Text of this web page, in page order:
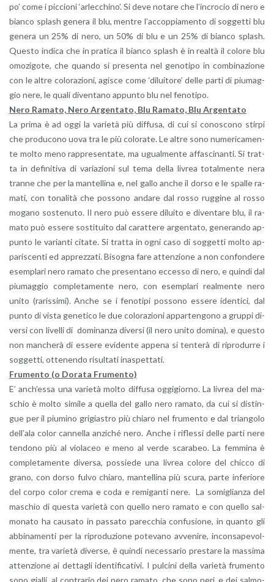
po’ come i pic­cio­ni ‘ar­lec­chi­no’. Si deve no­ta­re che l’in­cro­cio di nero e
bian­co splash ge­ne­ra il blu, men­tre l’ac­cop­pia­men­to di sog­get­ti blu
ge­ne­ra un 25% di nero, un 50% di blu e un 25% di bian­co splash.
Que­sto in­di­ca che in pra­ti­ca il bian­co splash è in real­tà il co­lo­re blu
omo­zi­go­te, che quan­do si pre­sen­ta nel ge­no­ti­po in com­bi­na­zio­ne
con le altre co­lo­ra­zio­ni, agi­sce come ‘di­lui­to­re’ delle parti di piu­mag­
gio nere, le quali di­ven­ta­no ap­pun­to blu nel fe­no­ti­po.
Nero Ra­ma­to, Nero Ar­gen­ta­to, Blu Ra­ma­to, Blu Ar­gen­ta­to
La prima è ad oggi la va­rie­tà più dif­fu­sa, di cui si co­no­sco­no stir­pi
che pro­du­co­no uova tra le più co­lo­ra­te. Le altre sono nu­me­ri­ca­men­
te molto meno rap­pre­sen­ta­te, ma ugual­men­te af­fa­sci­nan­ti. Si trat­
ta in de­fi­ni­ti­va di va­ria­zio­ni sul tema della li­vrea to­tal­men­te nera
tran­ne che per la man­tel­li­na e, nel gallo anche il dorso e le spal­le ra­
ma­ti, con to­na­li­tà che pos­so­no an­da­re dal rosso rug­gi­ne al rosso
mo­ga­no so­ste­nu­to. Il nero può es­se­re di­lui­to e di­ven­ta­re blu, il ra­
ma­to può es­se­re so­sti­tui­to dal ca­rat­te­re ar­gen­ta­to, ge­ne­ran­do ap­
pun­to le va­rian­ti ci­ta­te. Si trat­ta in ogni caso di sog­get­ti molto ap­
pa­ri­scen­ti ed ap­prez­za­ti. Bi­so­gna fare at­ten­zio­ne a non con­fon­de­re
esem­pla­ri nero ra­ma­to che pre­sen­ta­no ec­ces­so di nero, e quin­di dal
piu­mag­gio com­ple­ta­men­te nero, con esem­pla­ri real­men­te nero
unito (ra­ris­si­mi). Anche se i fe­no­ti­pi pos­so­no es­se­re iden­ti­ci, dal
punto di vista ge­ne­ti­co le due co­lo­ra­zio­ni ap­par­ten­go­no a grup­pi di­
ver­si con li­vel­li di do­mi­nan­za di­ver­si (il nero unito do­mi­na), e que­sto
non man­che­rà di es­se­re evi­den­te ap­pe­na si ten­te­rà di ri­pro­dur­re i
sog­get­ti, ot­te­nen­do ri­sul­ta­ti ina­spet­ta­ti.
Fru­men­to (o Do­ra­ta Fru­men­to)
E’ an­ch’es­sa una va­rie­tà molto dif­fu­sa og­gi­gior­no. La li­vrea del ma­
schio è molto si­mi­le a quel­la del gallo nero ra­ma­to, da cui si di­stin­
gue per il piu­mi­no gri­gia­stro più chia­ro nel fru­men­to e dal trian­go­lo
del­l’a­la color can­nel­la an­zi­ché nero. Anche i ri­fles­si delle parti nere
ten­do­no più al vio­la­ceo e meno al verde sca­ra­beo. La fem­mi­na è
com­ple­ta­men­te di­ver­sa, pos­sie­de una li­vrea co­lo­re del chic­co di
grano, con dorso fulvo chia­ro, man­tel­li­na più scura, parte in­fe­rio­re
del corpo color crema e coda e re­mi­gan­ti nere. La so­mi­glian­za del
ma­schio di que­sta va­rie­tà con quel­lo nero ra­ma­to e con quel­lo sal­
mo­na­to ha cau­sa­to in pas­sa­to pa­rec­chia con­fu­sio­ne, in quan­to gli
ab­bi­na­men­ti per la ri­pro­du­zio­ne po­te­va­no av­ve­ni­re, in­con­sa­pe­vol­
men­te, tra va­rie­tà di­ver­se, è quin­di ne­ces­sa­rio pre­sta­re la mas­si­ma
at­ten­zio­ne ai det­ta­gli iden­ti­fi­ca­ti­vi. I pul­ci­ni della va­rie­tà fru­men­to
sono gial­li, al con­tra­rio dei nero ra­ma­to, che sono neri, e dei sal­mo­